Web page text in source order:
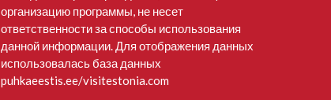
организацию программы, не несет
ответственности за способы использования
данной информации. Для отображения данных
использовалась база данных
puhkaeestis.ee/visitestonia.com